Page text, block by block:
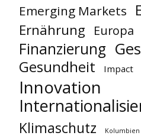
Emerging Markets
Ernährung Europa
Finanzierung
Gesundheit Impact
Innovation
Klimaschutz Kolumbien